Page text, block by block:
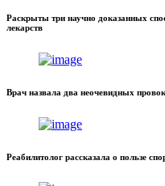
Раскрыты три научно доказанных
лекарств
Врач назвала два неочевидных
Реабилитолог рассказала о пользе